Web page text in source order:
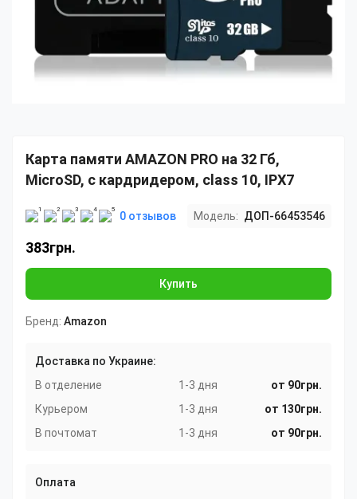
Карта памяти AMAZON PRO на 32 Гб,
MicroSD, с кардридером, сlass 10, IPX7
0 отзывов Модель: ДОП-66453546
383грн.
Купить
Бренд: Amazon
Доставка по Украине:
В отделение
1-3 дня
от 90грн.
Курьером
1-3 дня
от 130грн.
В почтомат
1-3 дня от 90грн.
Оплата